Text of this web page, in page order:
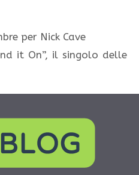
per Nick Cave
it On”, il singolo delle